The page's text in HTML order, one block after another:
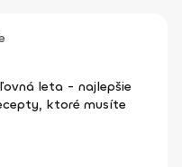
leta - najlepšie
ktoré musíte